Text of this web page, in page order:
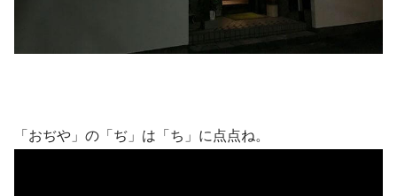
「おぢや」の「ぢ」は「ち」に点点ね。